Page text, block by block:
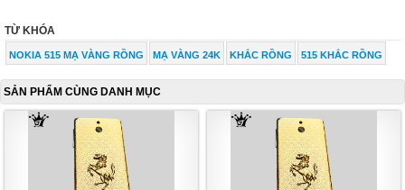
TỪ KHÓA
NOKIA 515 MẠ VÀNG RỒNG MẠ VÀNG 24K KHẮC RỒNG 515 KHẮC RỒNG
SẢN PHẨM CÙNG DANH MỤC